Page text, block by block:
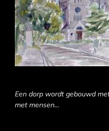
Een dorp wordt gebouwd
met mensen…